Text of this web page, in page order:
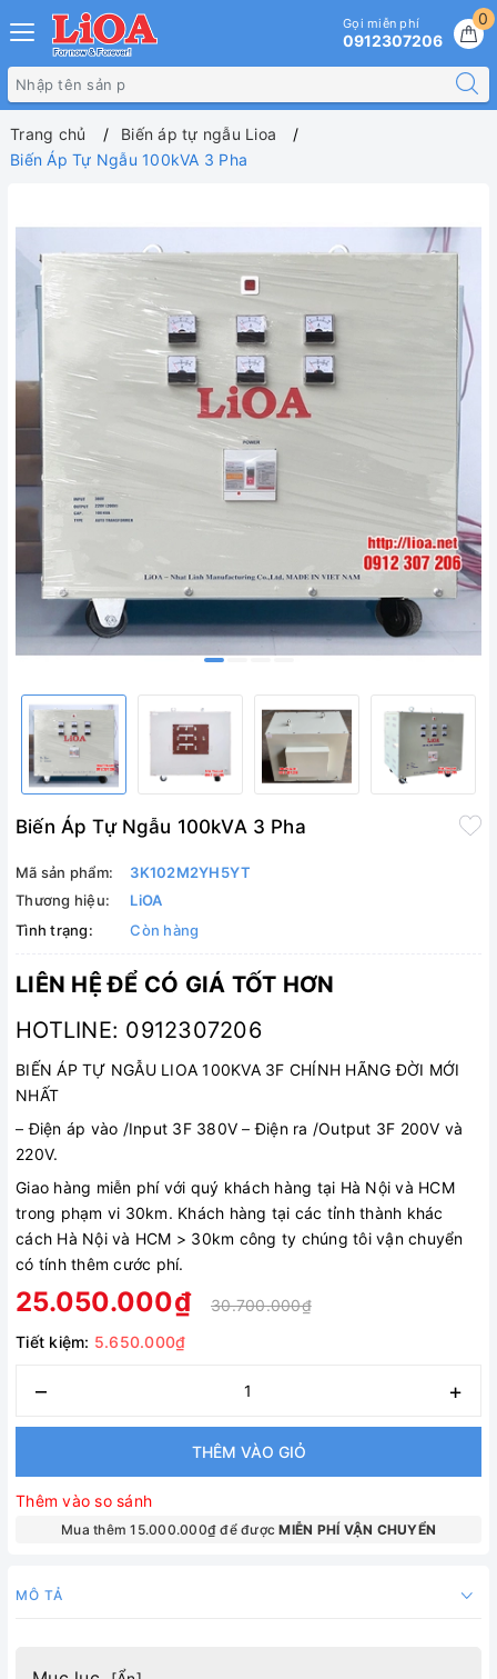
0
Gọi miễn phí
0912307206
Trang chủ
Biến áp tự ngẫu Lioa
Biến Áp Tự Ngẫu 100kVA 3 Pha
Biến Áp Tự Ngẫu 100kVA 3 Pha
Mã sản phẩm:
3K102M2YH5YT
Thương hiệu:
LiOA
Tình trạng:
Còn hàng
LIÊN HỆ ĐỂ CÓ GIÁ TỐT HƠN
HOTLINE: 0912307206
BIẾN ÁP TỰ NGẪU LIOA 100KVA 3F CHÍNH HÃNG ĐỜI MỚI
NHẤT
–Điện áp vào /Input 3F 380V–Điện ra /Output 3F 200V và
220V.
Giao hàng miễn phí với quý khách hàng tại Hà Nội và HCM
trong phạm vi 30km. Khách hàng tại các tỉnh thành khác
cách Hà Nội và HCM > 30km công ty chúng tôi vận chuyển
có tính thêm cước phí.
25.050.000₫
30.700.000₫
Tiết kiệm: 5.650.000₫
– +
THÊM VÀO GIỎ
Thêm vào so sánh
Mua thêm 15.000.000₫ để đượcMIỄN PHÍ VẬN CHUYỂN
MÔ TẢ